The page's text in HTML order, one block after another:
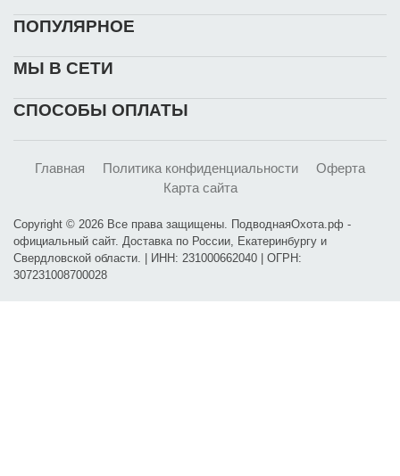
ПОПУЛЯРНОЕ
МЫ В СЕТИ
СПОСОБЫ ОПЛАТЫ
Главная Политика конфиденциальности
Оферта
Карта сайта
Copyright © 2026 Все права защищены. ПодводнаяОхота.рф -
официальный сайт. Доставка по России, Екатеринбургу и
Свердловской области. | ИНН: 231000662040 | ОГРН:
307231008700028